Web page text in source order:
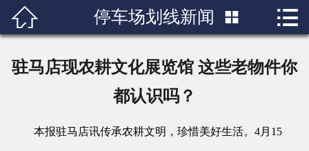
 首页
新闻中心
 停车场划线新闻  
驻马店现农耕文化展览馆 这些老物件你
都认识吗？
本报驻马店讯传承农耕文明，珍惜美好生活。4月15